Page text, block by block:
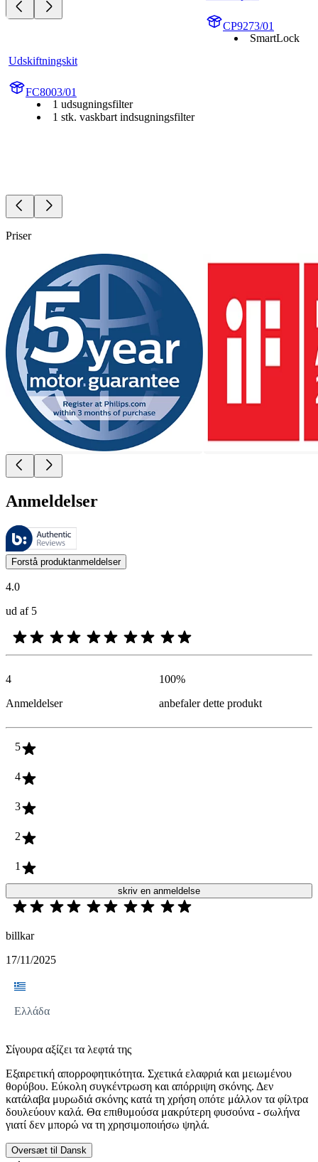
Udskiftningskit
FC8003/01
1 udsugningsfilter
1 stk. vaskbart indsugningsfilter
CP9273/01
SmartLock
Priser
Anmeldelser
Disse anmeldelser administreres af Bazaarvoice og er i
Kundernes meninger i form af produkt- og stjernevurderinger er
Forstå produktanmeldelser
4.0
ud af 5
4
Anmeldelser
100%
anbefaler dette produkt
5
4
3
2
1
skriv en anmeldelse
billkar
17/11/2025
Ελλάδα
Σίγουρα αξίζει τα λεφτά της
Εξαιρετική απορροφητικότητα. Σχετικά ελαφριά και μειωμένου
θορύβου. Εύκολη συγκέντρωση και απόρριψη σκόνης. Δεν
κατάλαβα μυρωδιά σκόνης κατά τη χρήση οπότε μάλλον τα φίλτρα
δουλεύουν καλά. Θα επιθυμούσα μακρύτερη φυσούνα - σωλήνα
γιατί δεν μπορώ να τη χρησιμοποιήσω ψηλά.
Oversæt til Dansk